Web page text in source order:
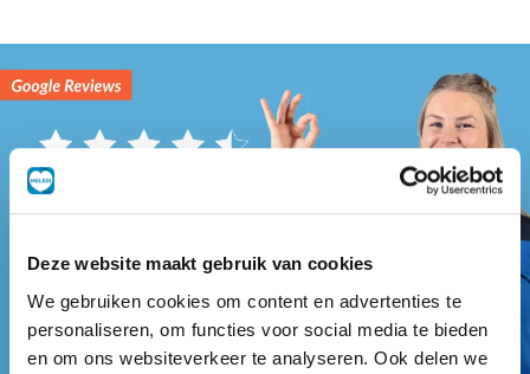
Deze website maakt gebruik van cookies
We gebruiken cookies om content en advertenties te
personaliseren, om functies voor social media te bieden
en om ons websiteverkeer te analyseren. Ook delen we